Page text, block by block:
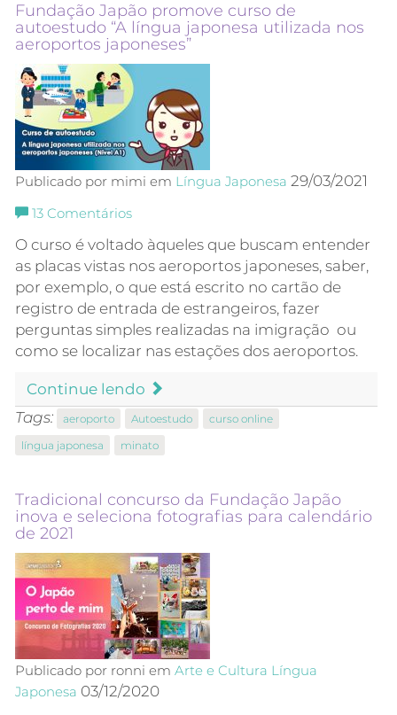
Fundação Japão promove curso de
autoestudo “A língua japonesa utilizada nos
aeroportos japoneses”
Publicado por mimi em Língua Japonesa 29/03/2021
13 Comentários
O curso é voltado àqueles que buscam entender
as placas vistas nos aeroportos japoneses, saber,
por exemplo, o que está escrito no cartão de
registro de entrada de estrangeiros, fazer
perguntas simples realizadas na imigração ou
como se localizar nas estações dos aeroportos.
Continue lendo
Tags:
aeroporto Autoestudo
curso online
língua japonesa
minato
Tradicional concurso da Fundação Japão
inova e seleciona fotografias para calendário
de 2021
Publicado por ronni em Arte e Cultura Língua
Japonesa 03/12/2020